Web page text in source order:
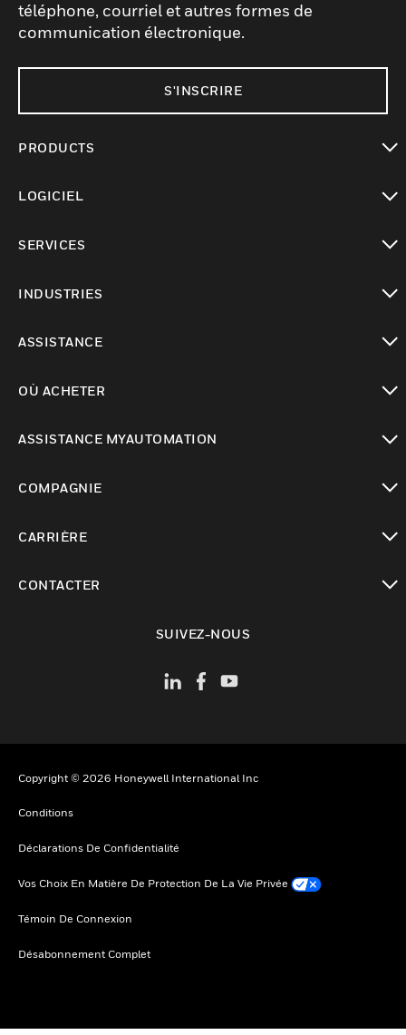
téléphone, courriel et autres formes de
communication électronique.
S'INSCRIRE
PRODUCTS
LOGICIEL
SERVICES
INDUSTRIES
ASSISTANCE
OÙ ACHETER
ASSISTANCE MYAUTOMATION
COMPAGNIE
CARRIÈRE
CONTACTER
SUIVEZ-NOUS
Copyright © 2026 Honeywell International Inc
Conditions
Déclarations De Confidentialité
Vos Choix En Matière De Protection De La Vie Privée
Témoin De Connexion
Désabonnement Complet